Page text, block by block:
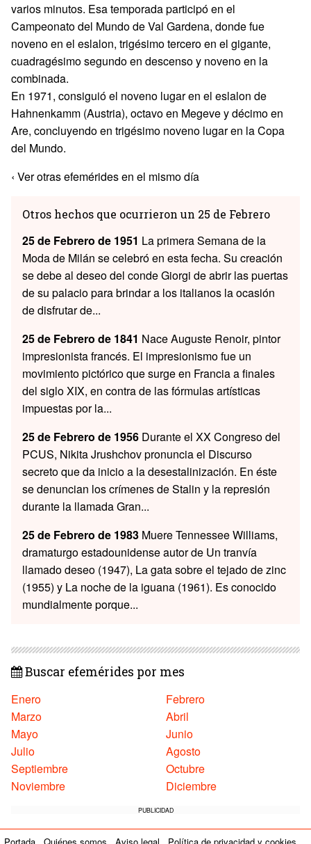
varios minutos. Esa temporada participó en el
Campeonato del Mundo de Val Gardena, donde fue
noveno en el eslalon, trigésimo tercero en el gigante,
cuadragésimo segundo en descenso y noveno en la
combinada.
En 1971, consiguió el noveno lugar en el eslalon de
Hahnenkamm (Austria), octavo en Megeve y décimo en
Are, concluyendo en trigésimo noveno lugar en la Copa
del Mundo.
‹ Ver otras efemérides en el mismo día
Otros hechos que ocurrieron un 25 de Febrero
25 de Febrero de 1951 La primera Semana de la
Moda de Milán se celebró en esta fecha. Su creación
se debe al deseo del conde Giorgi de abrir las puertas
de su palacio para brindar a los italianos la ocasión
de disfrutar de...
25 de Febrero de 1841 Nace Auguste Renoir, pintor
impresionista francés. El impresionismo fue un
movimiento pictórico que surge en Francia a finales
del siglo XIX, en contra de las fórmulas artísticas
impuestas por la...
25 de Febrero de 1956 Durante el XX Congreso del
PCUS, Nikita Jrushchov pronuncia el Discurso
secreto que da inicio a la desestalinización. En éste
se denuncian los crímenes de Stalin y la represión
durante la llamada Gran...
25 de Febrero de 1983 Muere Tennessee Williams,
dramaturgo estadounidense autor de Un tranvía
llamado deseo (1947), La gata sobre el tejado de zinc
(1955) y La noche de la iguana (1961). Es conocido
mundialmente porque...
Buscar efemérides por mes
Enero
Febrero
Marzo
Abril
Mayo
Junio
Julio
Agosto
Septiembre
Octubre
Noviembre
Diciembre
PUBLICIDAD